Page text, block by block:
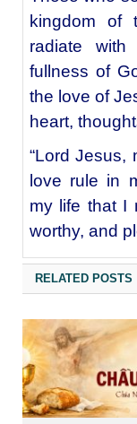
kingdom of
radiate
fullness of
the love of
heart,
“Lord Jesus,
love rule in
my life that I
worthy, and
RELATED POSTS